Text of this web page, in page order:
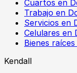
Cuartos en
Trabajo en
Servicios en
Celulares en
Bienes
Kendall